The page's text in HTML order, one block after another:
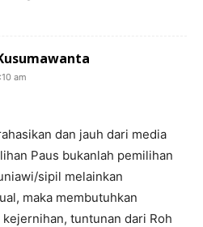
am
dan jauh dari media
Paus bukanlah pemilihan
sipil melainkan
maka membutuhkan
tuntunan dari Roh